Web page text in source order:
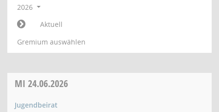
2026
Aktuell
Gremium auswählen
MI 24.06.2026
Jugendbeirat